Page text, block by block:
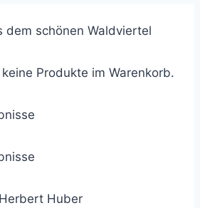
dem schönen Waldviertel
Produkte im Warenkorb.
Herbert Huber